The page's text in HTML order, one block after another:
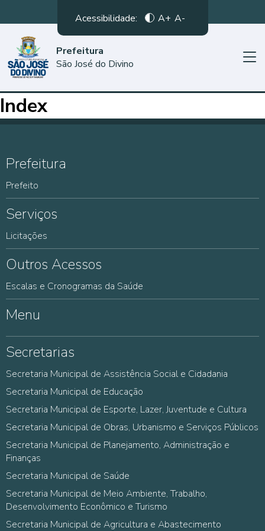
Acessibilidade: A+ A-
Prefeitura
São José do Divino
Index
Prefeitura
Prefeito
Serviços
Licitações
Outros Acessos
Escalas e Cronogramas da Saúde
Menu
Secretarias
Secretaria Municipal de Assistência Social e Cidadania
Secretaria Municipal de Educação
Secretaria Municipal de Esporte, Lazer, Juventude e Cultura
Secretaria Municipal de Obras, Urbanismo e Serviços Públicos
Secretaria Municipal de Planejamento, Administração e
Finanças
Secretaria Municipal de Saúde
Secretaria Municipal de Meio Ambiente, Trabalho,
Desenvolvimento Econômico e Turismo
Secretaria Municipal de Agricultura e Abastecimento